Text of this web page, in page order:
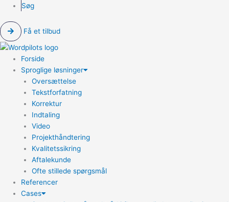
Søg
Få et tilbud
Forside
Sproglige løsninger
Oversættelse
Tekstforfatning
Korrektur
Indtaling
Video
Projekthåndtering
Kvalitetssikring
Aftalekunde
Ofte stillede spørgsmål
Referencer
Cases